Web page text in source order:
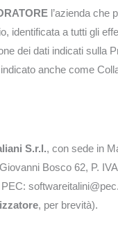
l’azienda che
identificata a tutti gli
dei dati indicati sulla
anche come
S.r.l., con sede in
Bosco 62, P. IVA
, per brevità).